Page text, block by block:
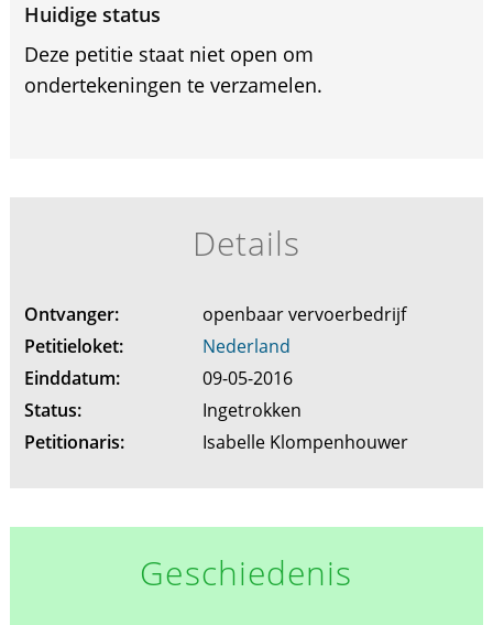
Huidige status
Deze petitie staat niet open om
ondertekeningen te verzamelen.
Details
Ontvanger:
openbaar vervoerbedrijf
Petitieloket:
Nederland
Einddatum:
09-05-2016
Status:
Ingetrokken
Petitionaris:
Isabelle Klompenhouwer
Geschiedenis